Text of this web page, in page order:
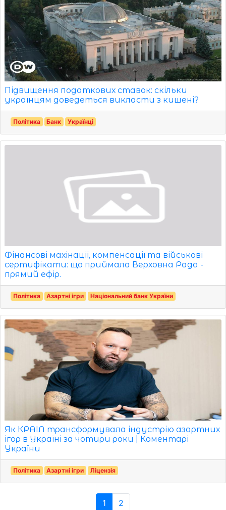
Підвищення податкових ставок: скільки
українцям доведеться викласти з кишені?
Політика Банк Українці
Фінансові махінації, компенсації та військові
сертифікати: що приймала Верховна Рада -
прямий ефір.
Політика Азартні ігри Національний банк України
Як КРАІЛ трансформувала індустрію азартних
ігор в Україні за чотири роки | Коментарі
України
Політика Азартні ігри Ліцензія
1 2